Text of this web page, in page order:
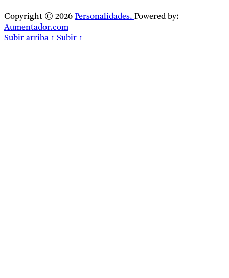
Copyright © 2026 Personalidades. Powered by:
Aumentador.com
Subir arriba ↑ Subir ↑